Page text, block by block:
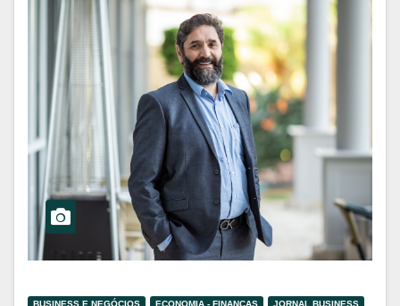
BUSINESS E NEGÓCIOS ECONOMIA - FINANÇAS JORNAL BUSINESS